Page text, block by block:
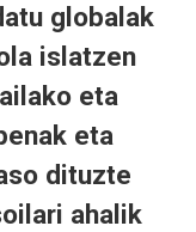
globalak
islatzen
eta
eta
dituzte
ahalik